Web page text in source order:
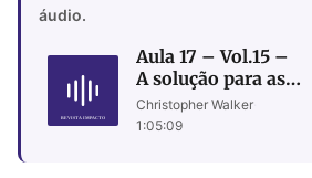
áudio.
Aula 17 – Vol.15 –
A solução para as
maldições na Nova
Aliança
Christopher Walker
1:05:09